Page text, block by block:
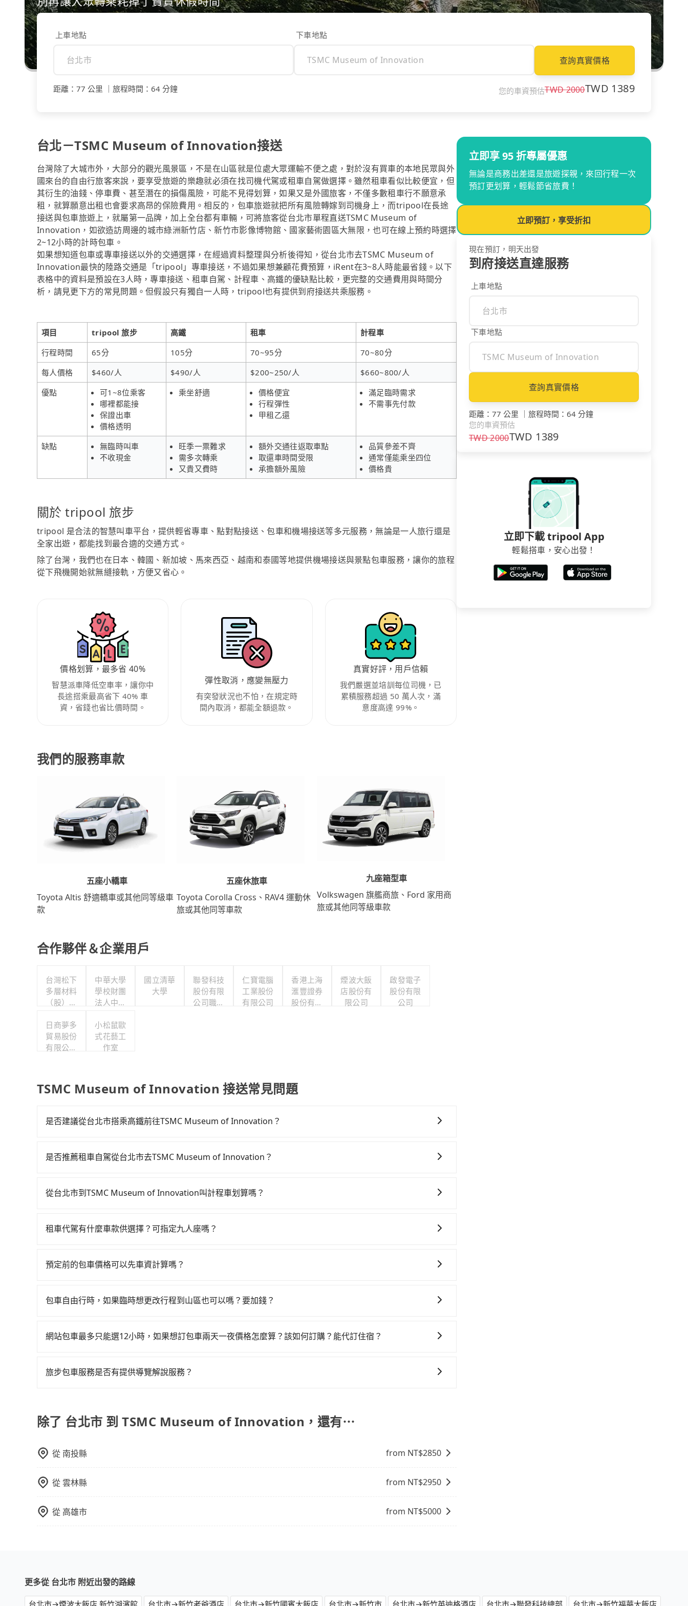
上車地點 下車地點
查詢真實價格
距離 ： 77 公里 旅程時間 ： 64 分鐘 您的車資預估TWD2000TWD 1389
台北－TSMC Museum of Innovation接送
台灣除了大城市外，大部分的觀光風景區，不是在山區就是位處大眾運輸不便之處，對於沒有買車的本地民眾與外
國來台的自由行旅客來說，要享受旅遊的樂趣就必須在找司機代駕或租車自駕做選擇。雖然租車看似比較便宜，但
其衍生的油錢、停車費、甚至潛在的損傷風險，可能不見得划算，如果又是外國旅客，不僅多數租車行不願意承
租，就算願意出租也會要求高昂的保險費用。相反的，包車旅遊就把所有風險轉嫁到司機身上，而tripool在長途
接送與包車旅遊上，就屬第一品牌，加上全台都有車輛，可將旅客從台北市單程直送TSMC Museum of
Innovation，如欲造訪周邊的城市綠洲新竹店、新竹市影像博物館、國家藝術園區大無限，也可在線上預約時選擇
2~12小時的計時包車。
如果想知道包車或專車接送以外的交通選擇，在經過資料整理與分析後得知，從台北市去TSMC Museum of
Innovation最快的陸路交通是「tripool」專車接送，不過如果想兼顧花費預算，iRent在3~8人時能最省錢。以下
表格中的資料是預設在3人時，專車接送、租車自駕、計程車、高鐵的優缺點比較，更完整的交通費用與時間分
析，請見更下方的常見問題。但假設只有獨自一人時，tripool也有提供到府接送共乘服務。
項目 tripool 旅步 高鐵 租車
計程車
行程時間
65分 105分 70~95分
70~80分
每人價格
$460/人 $490/人 $200~250/人
$660~800/人
優點
可1~8位乘客
哪裡都能接
保證出車
價格透明
乘坐舒適
價格便宜
行程彈性
甲租乙還
滿足臨時需求
不需事先付款
缺點
無臨時叫車
不收現金
旺季一票難求
需多次轉乘
又貴又費時
額外交通往返取車點
取還車時間受限
承擔額外風險
品質參差不齊
通常僅能乘坐四位
價格貴
關於 tripool 旅步
tripool 是合法的智慧叫車平台，提供輕省專車、點對點接送、包車和機場接送等多元服務，無論是一人旅行還是
全家出遊，都能找到最合適的交通方式。
除了台灣，我們也在日本、韓國、新加坡、馬來西亞、越南和泰國等地提供機場接送與景點包車服務，讓你的旅程
從下飛機開始就無縫接軌，方便又省心。
價格划算，最多省 40%
智慧派車降低空車率，讓你中
長途搭乘最高省下 40% 車
資，省錢也省比價時間。
彈性取消，應變無壓力
有突發狀況也不怕，在規定時
間內取消，都能全額退款。
真實好評，用戶信賴
我們嚴選並培訓每位司機，已
累積服務超過 50 萬人次，滿
意度高達 99%。
我們的服務車款
五座小轎車
Toyota Altis 舒適轎車或其他同等級車
款
五座休旅車
Toyota Corolla Cross、RAV4 運動休
旅或其他同等車款
九座箱型車
Volkswagen 旗艦商旅、Ford 家用商
旅或其他同等級車款
合作夥伴＆企業用戶
台灣松下
多層材料
（股）公
利委員會
中華大學
學校財團
法人中華
國立清華
大學
聯發科技
股份有限
公司職工
仁寶電腦
工業股份
有限公司
香港上海
滙豐證券
股份有限
煙波大飯
店股份有
限公司
啟發電子
股份有限
公司
日商夢多
貿易股份
有限公司
小松鼠歐
式花藝工
作室
TSMC Museum of Innovation 接送常見問題
是否建議從台北市搭乘高鐵前往TSMC Museum of Innovation？
23:00，台北-新竹一天最多有61班次高鐵可搭乘。假設從台北市中山區前往最靠近的台北高鐵站，叫一輛計程車
計程車，搭上小黃後約花30分鐘、車費400元後，抵達TSMC Museum of Innovation (新竹市東區) 的目的地。
負擔30元車資，而且更會額外浪費42分鐘在轉乘與等車上，現在還不馬上來預約tripool！如果你僅有兩位乘
是否推薦租車自駕從台北市去TSMC Museum of Innovation？
提供甲地乙還的iRent應該適合你。註冊完iRent的app後，可以每小時$115~205（平假日與車型而有不同）承
付。再者，和運的iRent只提供最基本的車型，如Toyota Yaris、Prius C、Vios這類乘坐體驗較差的車款，如果
到明明已經預約了時間但上一位用戶卻遲遲尚未歸還，又或者要還車時卻偏偏找不到停車位，對於急著用車或者
從台北市到TSMC Museum of Innovation叫計程車划算嗎？
到車，也可考慮打電話至附近的計程車隊，如城市衛星車隊、長鴻計程車、大都會衛星車隊等叫車看看。依照里
租車代駕有什麼車款供選擇？可指定九人座嗎？
VW為主，其中也有少量進口車像凌志Lexus、特斯拉Tesla、賓士Benz等高級車款。全部五年內合法營業用車，
預定前的包車價格可以先車資計算嗎？
包車自由行時，如果臨時想更改行程到山區也可以嗎？要加錢？
額外的費用收取。但是，這些費用會在您下訂單後、出發前先與您進行確認，確保您明確知道所有的費用。我們
網站包車最多只能選12小時，如果想訂包車兩天一夜價格怎麼算？該如何訂購？能代訂住宿？
行程。另外，目前旅步只提供接送服務，暫不提供代訂住宿服務。
旅步包車服務是否有提供導覽解說服務？
除了 台北市 到 TSMC Museum of Innovation，還有⋯
從 南投縣 from NT$2850
從雲林縣 from NT$2950
從 高雄市 from NT$5000
立即享 95 折專屬優惠
無論是商務出差還是旅遊探親，來回行程一次
預訂更划算，輕鬆節省旅費！
立即預訂，享受折扣
現在預訂，明天出發
到府接送直達服務
上車地點
下車地點
查詢真實價格
距離 ： 77 公里 ｜ 旅程時間 ： 64 分鐘
您的車資預估
TWD2000TWD 1389
立即下載 tripool App
輕鬆搭車，安心出發！
更多從 台北市 附近出發的路線
台北市→煙波大飯店 新竹湖濱館 台北市→新竹老爺酒店 台北市→新竹國賓大飯店 台北市→新竹市 台北市→新竹英迪格酒店 台北市→聯發科技總部 台北市→新竹福華大飯店